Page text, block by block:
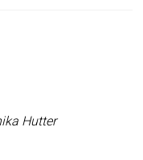
Hutter